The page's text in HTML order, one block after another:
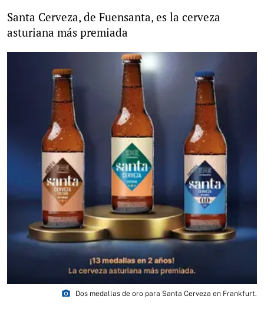
Santa Cerveza, de Fuensanta, es la cerveza
asturiana más premiada
photo_camera Dos medallas de oro para Santa Cerveza en Frankfurt.